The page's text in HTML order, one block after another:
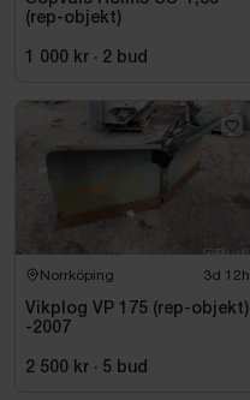
(rep-objekt)
1 000 kr · 2 bud
Norrköping 3d 12h
Vikplog VP 175 (rep-objekt)
-2007
2 500 kr · 5 bud